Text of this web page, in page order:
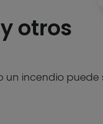
otros
incendio puede